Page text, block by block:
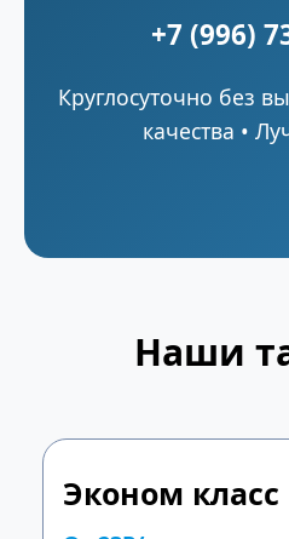
+7 (996)
Круглосуточно без
качества •
Наши
Эконом класс